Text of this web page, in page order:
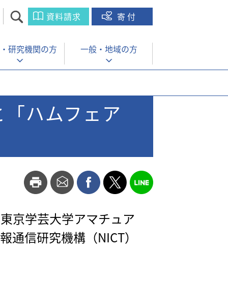
資料請求 寄付
研究機関の方 一般・ 地域の方
ハムフェア
京学芸大学アマチュア
信研究機構（NICT）